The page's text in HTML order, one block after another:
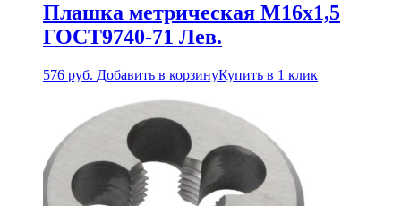
Плашка метрическая М16х1,5
ГОСТ9740-71 Лев.
576 руб. Добавить в корзинуКупить в 1 клик